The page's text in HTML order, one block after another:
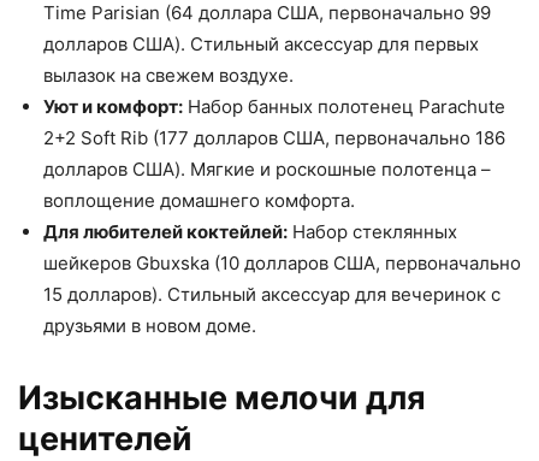
Time Parisian (64 доллара США, первоначально 99
долларов США). Стильный аксессуар для первых
вылазок на свежем воздухе.
Уют и комфорт: Набор банных полотенец Parachute
2+2 Soft Rib (177 долларов США, первоначально 186
долларов США). Мягкие и роскошные полотенца –
воплощение домашнего комфорта.
Для любителей коктейлей: Набор стеклянных
шейкеров Gbuxska (10 долларов США, первоначально
15 долларов). Стильный аксессуар для вечеринок с
друзьями в новом доме.
Изысканные мелочи для
ценителей